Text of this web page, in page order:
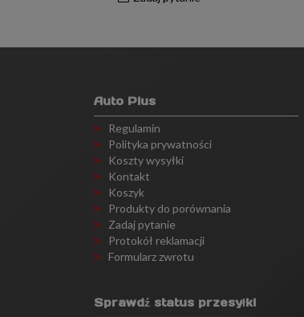
Auto Plus
Regulamin
Polityka prywatności
Koszty wysyłki
Kontakt
Koszyk
Produkty do porównania
Zadaj pytanie
Protokół reklamacji
Formularz zwrotu
Sprawdź status przesyłki